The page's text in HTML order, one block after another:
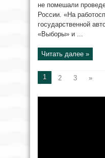
не помешали
России. «На
государственной
«Выборы» и ...
Читать далее »
1 2 3 »